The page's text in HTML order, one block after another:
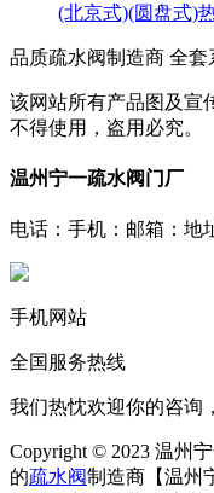
(北京式)(圆盘式)
品质疏水阀制造商 全套
该网站所有产品图及宣
不得使用，盗用必究。
温州宁一疏水阀门厂
电话： 手机： 邮箱： 地
手机网站
全国服务热线
我们热忱欢迎你的咨询
Copyright © 2023 温州
的疏水阀制造商【温州